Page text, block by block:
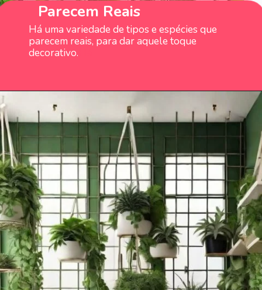
Parecem Reais
Há uma variedade de tipos e espécies que
parecem reais, para dar aquele toque
decorativo.